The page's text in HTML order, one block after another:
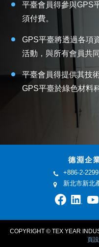
平臺會員得參與GPS
須付費。
GPS平臺將透過各項
活動，與所有會員共
平臺會員得提供其技
GPS平臺於綠色材料
德淵企
+886-2-
新北市新北
COPYRIGHT © TEX YEAR
頁